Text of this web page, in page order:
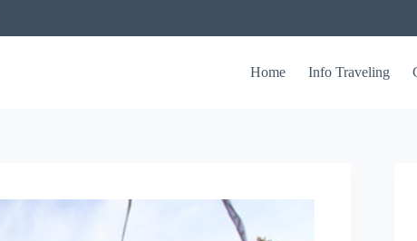
Home Info Traveling